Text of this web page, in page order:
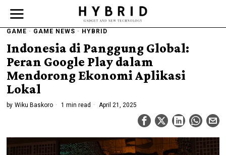
GAME · GAME NEWS · HYBRID
Indonesia di Panggung Global:
Peran Google Play dalam
Mendorong Ekonomi Aplikasi
Lokal
by Wiku Baskoro 1 min read April 21, 2025